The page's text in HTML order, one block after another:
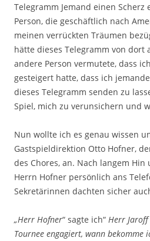
Telegramm Jemand einen Scherz
Person, die geschäftlich nach
meinen verrückten Träumen
hätte dieses Telegramm von dort
andere Person vermutete, dass
gesteigert hatte, dass ich
dieses Telegramm senden zu
Spiel, mich zu verunsichern und
Nun wollte ich es genau wissen
Gastspieldirektion Otto Hofner,
des Chores, an. Nach langem
Herrn Hofner persönlich ans
Sekretärinnen dachten sicher
„Herr Hofner“ sagte ich“ Herr
Tournee engagiert, wann bekomme